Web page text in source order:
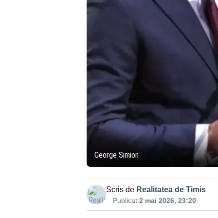
George Simion
Scris de Realitatea de Timis
Publicat:2 mai 2026, 23:20